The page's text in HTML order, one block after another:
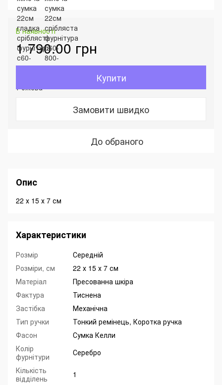
В наявності
1 790.00 грн
Купити
Замовити швидко
До обраного
Опис
22 х 15 х 7 см
Характеристики
Розмір
Середній
Розміри, см
22 х 15 х 7 см
Матеріал
Пресованна шкіра
Фактура
Тиснена
Застібка
Механічна
Тип ручки
Тонкий ремінець, Коротка ручка
Фасон
Сумка Келли
Колір
фурнітури
Серебро
Кількість
відділень
1